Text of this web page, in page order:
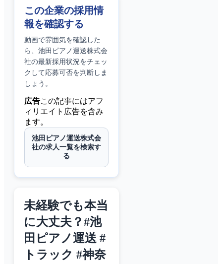
この企業の採用情
報を確認する
動画で雰囲気を確認した
ら、 池田ピアノ運送株式会
社の最新採用状況をチェッ
クして応募可否を判断しま
しょう。
広告この記事にはアフ
ィリエイト広告を含み
ます。
池田ピアノ運送株式会
社の求人一覧を検索す
る
未経験でも本当
に大丈夫？#池
田ピアノ運送 #
トラック #神奈